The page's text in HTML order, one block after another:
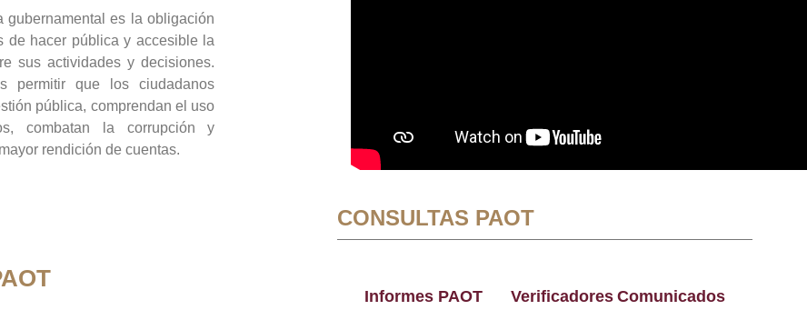
gubernamental es la obligación
de hacer pública y accesible la
sus actividades y decisiones.
permitir que los ciudadanos
pública, comprendan el uso
combatan la corrupción y
rendición de cuentas.
CONSULTAS PAOT
Informes PAOT
Verificadores Comunicados